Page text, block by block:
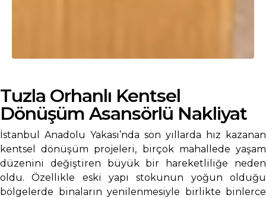
Tuzla Orhanlı Kentsel
Dönüşüm Asansörlü Nakliyat
İstanbul Anadolu Yakası’nda son yıllarda hız kazanan
kentsel dönüşüm projeleri, birçok mahallede yaşam
düzenini değiştiren büyük bir hareketliliğe neden
oldu. Özellikle eski yapı stokunun yoğun olduğu
bölgelerde binaların yenilenmesiyle birlikte binlerce